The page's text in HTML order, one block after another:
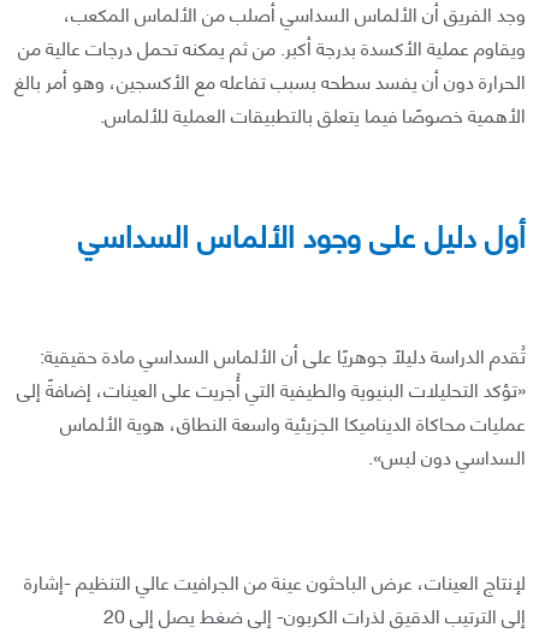
وجد الفريق أن الألماس السداسي أصلب من الألماس المكعب،
ويقاوم عملية الأكسدة بدرجة أكبر. من ثم يمكنه تحمل درجات عالية من
الحرارة دون أن يفسد سطحه بسبب تفاعله مع الأكسجين، وهو أمر بالغ
الأهمية خصوصًا فيما يتعلق بالتطبيقات العملية للألماس.
أول دليل على وجود الألماس السداسي
تُقدم الدراسة دليلًا جوهريًا على أن الألماس السداسي مادة حقيقية:
«تؤكد التحليلات البنيوية والطيفية التي أُجريت على العينات، إضافةً إلى
عمليات محاكاة الديناميكا الجزيئية واسعة النطاق، هوية الألماس
السداسي دون لبس».
لإنتاج العينات، عرض الباحثون عينة من الجرافيت عالي التنظيم -إشارة
إلى الترتيب الدقيق لذرات الكربون- إلى ضغط يصل إلى 20